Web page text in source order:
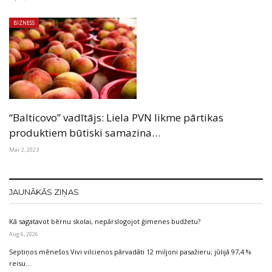
BIZNESS
“Balticovo” vadītājs: Liela PVN likme pārtikas
produktiem būtiski samazina…
Mar 2, 2023
JAUNĀKĀS ZIŅAS
Kā sagatavot bērnu skolai, nepārslogojot ģimenes budžetu?
Aug 6, 2026
Septiņos mēnešos Vivi vilcienos pārvadāti 12 miljoni pasažieru; jūlijā 97,4 %
reisu…